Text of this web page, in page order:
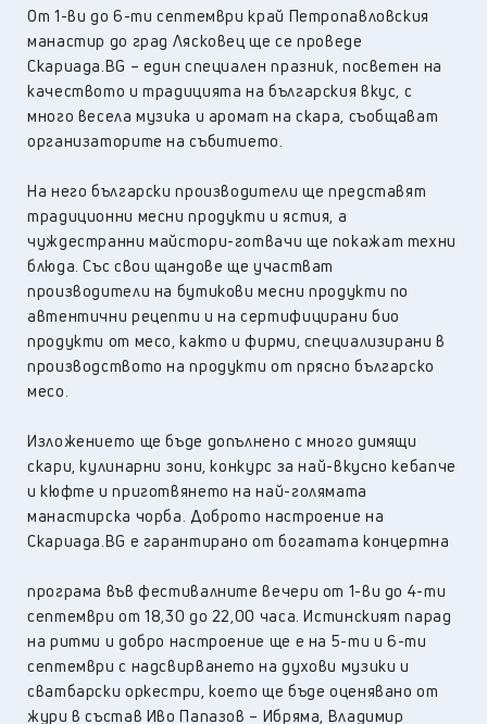
От 1-ви до 6-ти септември край Петропавловския
манастир до град Лясковец ще се проведе
Скариада.BG – един специален празник, посветен на
качеството и традицията на българския вкус, с
много весела музика и аромат на скара, съобщават
организаторите на събитието.
На него български производители ще представят
традиционни месни продукти и ястия, а
чуждестранни майстори-готвачи ще покажат техни
блюда. Със свои щандове ще участват
производители на бутикови месни продукти по
автентични рецепти и на сертифицирани био
продукти от месо, както и фирми, специализирани в
производството на продукти от прясно българско
месо.
Изложението ще бъде допълнено с много димящи
скари, кулинарни зони, конкурс за най-вкусно кебапче
и кюфте и приготвянето на най-голямата
манастирска чорба. Доброто настроение на
Скариада.BG е гарантирано от богатата концертна
програма във фестивалните вечери от 1-ви до 4-ти
септември от 18,30 до 22,00 часа. Истинският парад
на ритми и добро настроение ще е на 5-ти и 6-ти
септември с надсвирването на духови музики и
сватбарски оркестри, което ще бъде оценявано от
жури в състав Иво Папазов – Ибряма, Владимир